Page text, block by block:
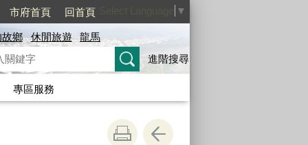
市府首頁 回首頁 ▼
鄉 休閒旅遊
龍馬
進階搜尋
專區服務